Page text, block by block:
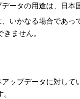
ータの用途は、日本
、いかなる場合であっ
きません。
アップデータに対して